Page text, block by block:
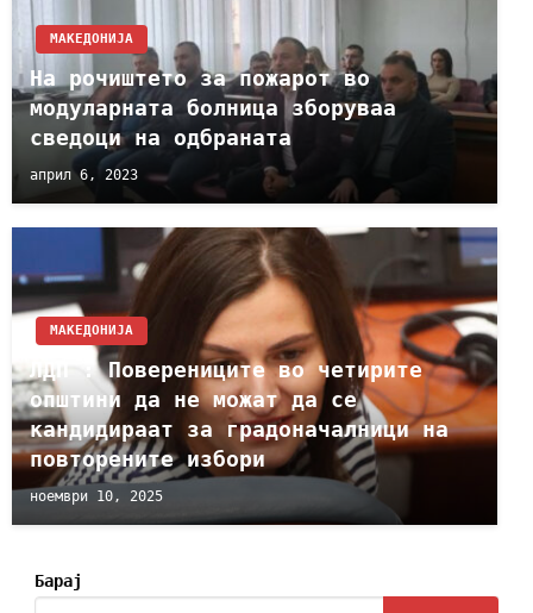
МАКЕДОНИЈА
На рочиштето за пожарот во
модуларната болница зборуваа
сведоци на одбраната
април 6, 2023
МАКЕДОНИЈА
ЛДП : Поверениците во четирите
општини да не можат да се
кандидираат за градоначалници на
повторените избори
ноември 10, 2025
Барај